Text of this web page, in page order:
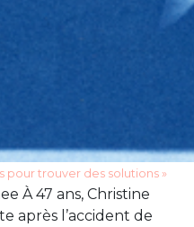
pour trouver des solutions »
À 47 ans, Christine
après l’accident de